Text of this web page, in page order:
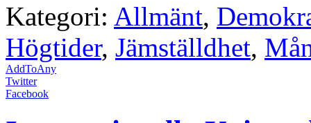
Kategori: Allmänt,
Högtider, Jämställdhet,
AddToAny
Twitter
Facebook